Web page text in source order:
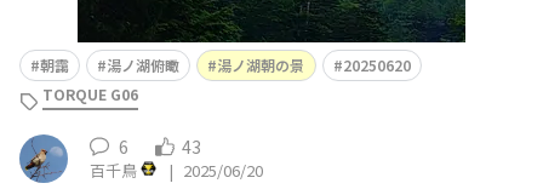
朝靄 湯ノ湖俯瞰 湯ノ湖朝の景
20250620
TORQUE G06
6 43
百千鳥 | 2025/06/20